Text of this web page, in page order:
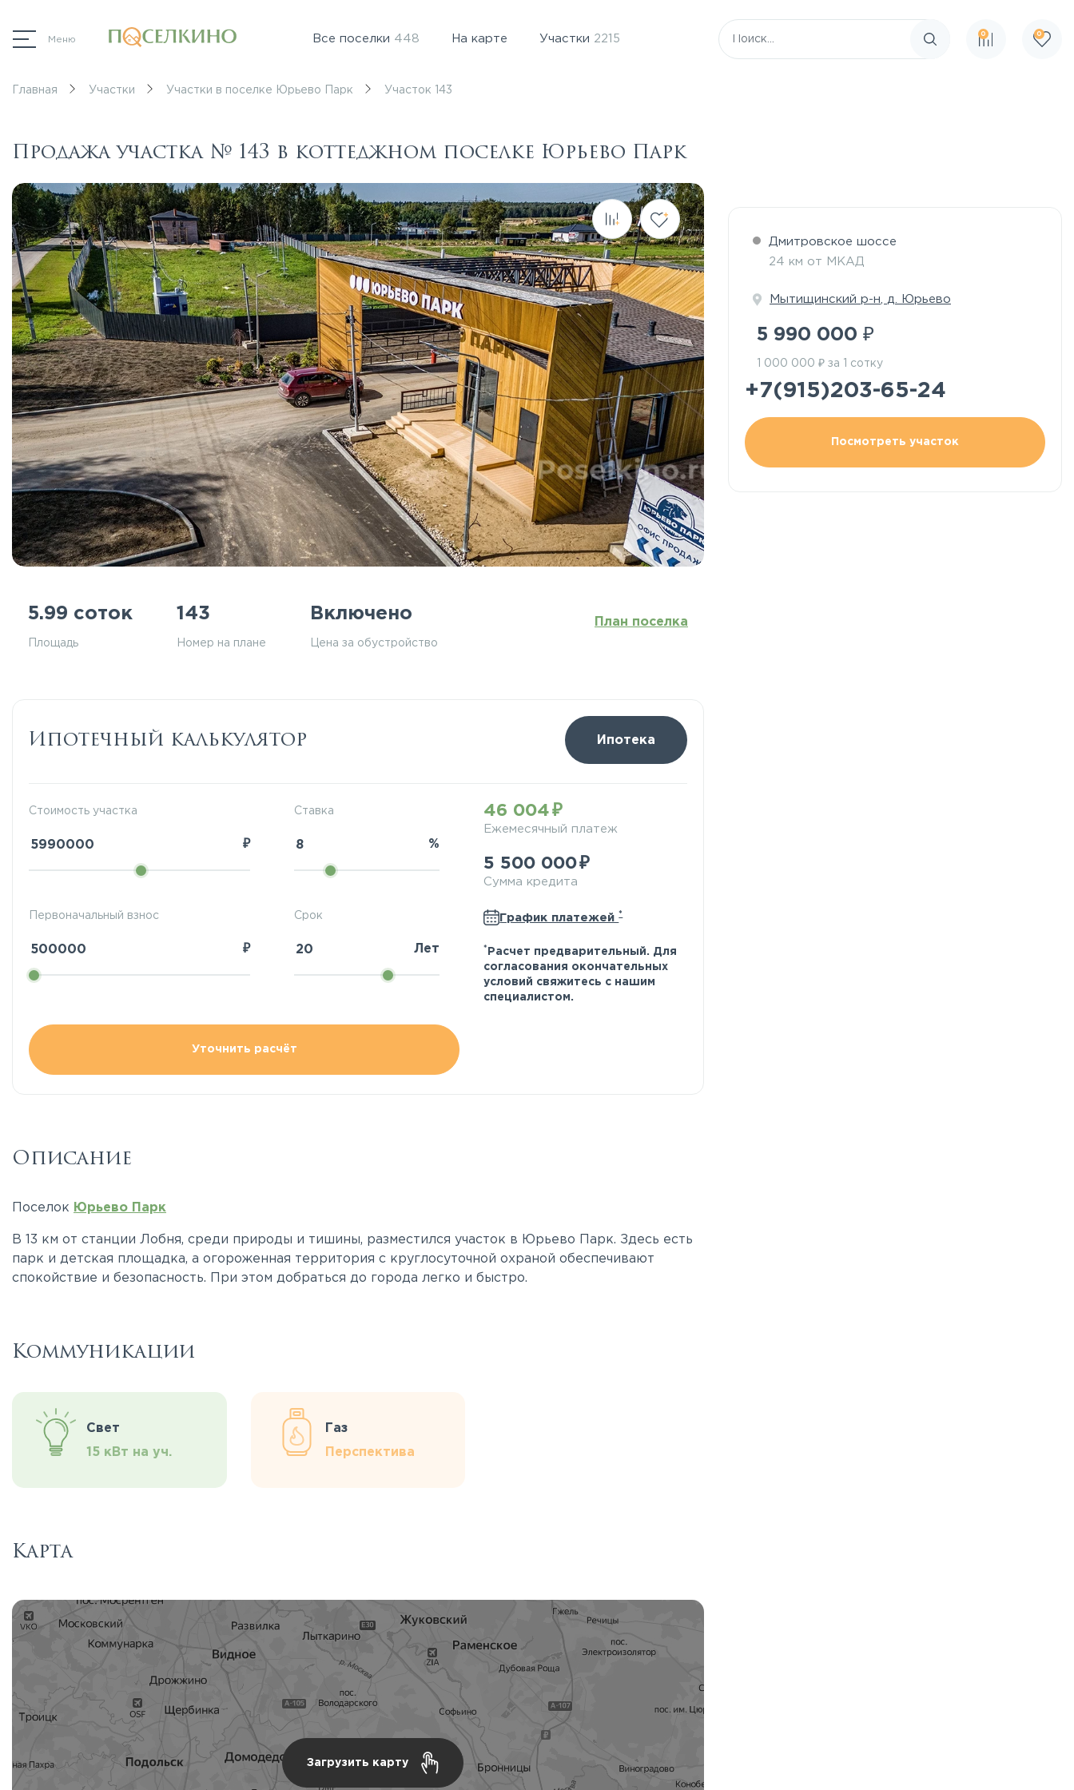
Меню Все поселки 448 На карте Участки 2215
Поиск по сайту
0 0
Главная Участки Участки в поселке Юрьево Парк Участок 143
Продажа участка № 143 в коттеджном поселке Юрьево Парк
5.99 соток
Площадь
143
Номер на плане
Включено
Цена за обустройство
План поселка
Ипотечный калькулятор Ипотека
Стоимость участка
₽
Ставка
%
Первоначальный взнос
₽
Срок
Лет
Уточнить расчёт
46 004
Ежемесячный платеж
5 500 000
Сумма кредита
График платежей*
* Расчет предварительный. Для
согласования окончательных
условий свяжитесь с нашим
специалистом.
Описание
Поселок Юрьево Парк
В 13 км от станции Лобня, среди природы и тишины, разместился участок в Юрьево Парк. Здесь есть
парк и детская площадка, а огороженная территория с круглосуточной охраной обеспечивают
спокойствие и безопасность. При этом добраться до города легко и быстро.
Коммуникации
Свет
15 кВт на уч.
Газ
Перспектива
Карта
Загрузить карту
Дмитровское шоссе
24 км от МКАД
Мытищинский р-н д. Юрьево
5 990 000 ₽
1 000 000 ₽ за 1 сотку
+7(915)203-65-24
Посмотреть участок